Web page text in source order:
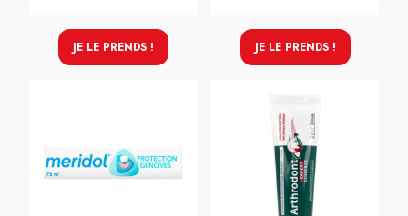
JE LE PRENDS ! JE LE PRENDS !